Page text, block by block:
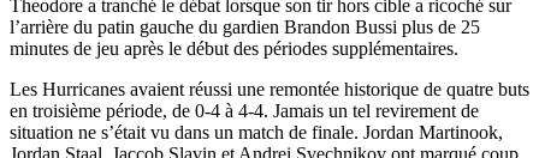
Theodore a tranché le débat lorsque son tir hors cible a ricoché sur
l’arrière du patin gauche du gardien Brandon Bussi plus de 25
minutes de jeu après le début des périodes supplémentaires.
Les Hurricanes avaient réussi une remontée historique de quatre buts
en troisième période, de 0-4 à 4-4. Jamais un tel revirement de
situation ne s’était vu dans un match de finale. Jordan Martinook,
Jordan Staal, Jaccob Slavin et Andrei Svechnikov ont marqué coup